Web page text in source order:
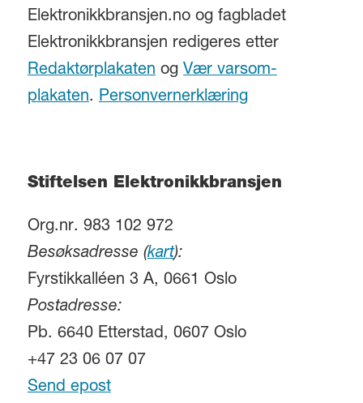
Elektronikkbransjen.no og fagbladet
Elektronikkbransjen redigeres etter
Redaktørplakatenog Vær varsom-
plakaten. Personvernerklæring
Stiftelsen Elektronikkbransjen
Org.nr. 983 102 972
Besøksadresse (kart):
Fyrstikkalléen 3 A, 0661 Oslo
Postadresse:
Pb. 6640 Etterstad, 0607 Oslo
+47 23 06 07 07
Send epost